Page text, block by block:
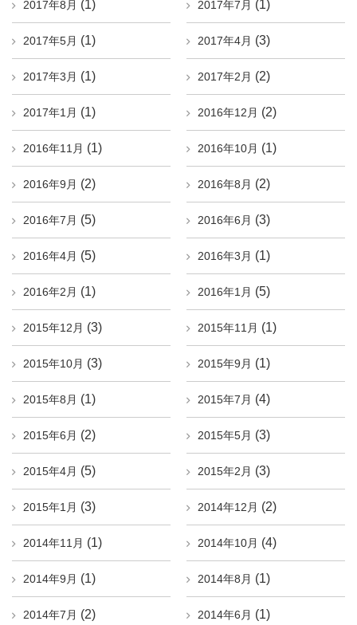
2017年8月 (1) 2017年7月 (1)
2017年5月 (1) 2017年4月 (3)
2017年3月 (1) 2017年2月 (2)
2017年1月 (1) 2016年12月 (2)
2016年11月 (1) 2016年10月 (1)
2016年9月 (2) 2016年8月 (2)
2016年7月 (5) 2016年6月 (3)
2016年4月 (5) 2016年3月 (1)
2016年2月 (1) 2016年1月 (5)
2015年12月 (3) 2015年11月 (1)
2015年10月 (3) 2015年9月 (1)
2015年8月 (1) 2015年7月 (4)
2015年6月 (2) 2015年5月 (3)
2015年4月 (5) 2015年2月 (3)
2015年1月 (3) 2014年12月 (2)
2014年11月 (1) 2014年10月 (4)
2014年9月 (1) 2014年8月 (1)
2014年7月 (2) 2014年6月 (1)